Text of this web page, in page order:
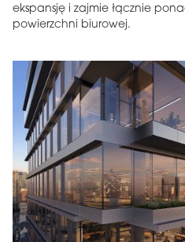
ekspansję i zajmie łącznie
powierzchni biurowej.